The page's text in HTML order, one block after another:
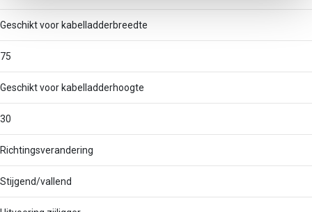
Geschikt voor kabelladderbreedte
75
Geschikt voor kabelladderhoogte
30
Richtingsverandering
Stijgend/vallend